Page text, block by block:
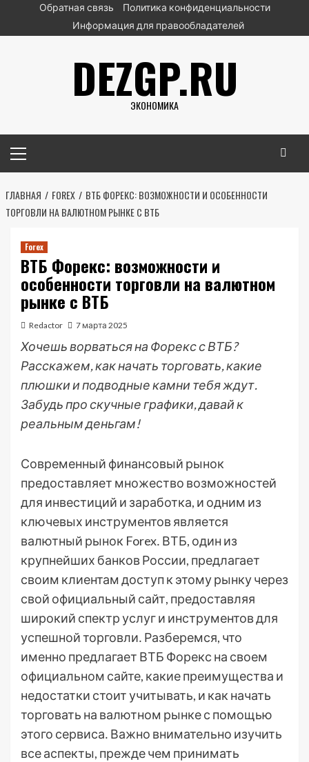
ПерейтиОбратная связь
Политика конфиденциальности
Информация для правообладателей
DEZGP.RU
ЭКОНОМИКА
меню
ГЛАВНАЯ FOREX
ВТБ ФОРЕКС: ВОЗМОЖНОСТИ И ОСОБЕННОСТИ
ТОРГОВЛИ НА ВАЛЮТНОМ РЫНКЕ С ВТБ
Forex
ВТБ Форекс: возможности и
особенности торговли на валютном
рынке с ВТБ
Redactor 7 марта 2025
Хочешь ворваться на Форекс с ВТБ?
Расскажем, как начать торговать, какие
плюшки и подводные камни тебя ждут.
Забудь про скучные графики, давай к
реальным деньгам!
Современный финансовый рынок
предоставляет множество возможностей
для инвестиций и заработка, и одним из
ключевых инструментов является
валютный рынок Forex․ ВТБ, один из
крупнейших банков России, предлагает
своим клиентам доступ к этому рынку через
свой официальный сайт, предоставляя
широкий спектр услуг и инструментов для
успешной торговли․ Разберемся, что
именно предлагает ВТБ Форекс на своем
официальном сайте, какие преимущества и
недостатки стоит учитывать, и как начать
торговать на валютном рынке с помощью
этого сервиса․ Важно внимательно изучить
все аспекты, прежде чем принимать